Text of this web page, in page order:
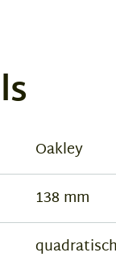
Oakley
138 mm